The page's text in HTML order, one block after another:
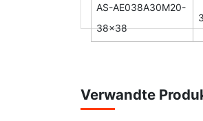
AS-AE038A30M20-
38x38
Verwandte